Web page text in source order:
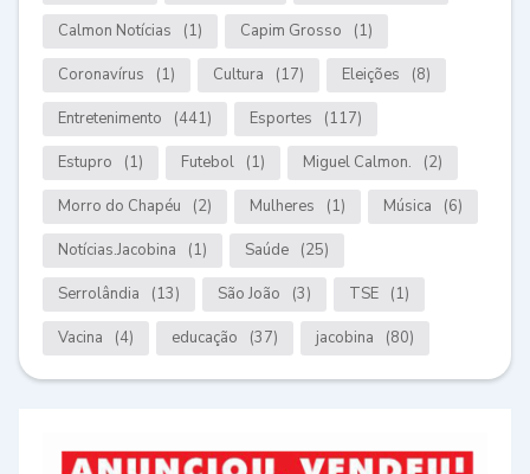
Calmon Notícias (1) Capim Grosso (1)
Coronavírus (1) Cultura (17) Eleições (8)
Entretenimento (441) Esportes (117)
Estupro (1) Futebol (1) Miguel Calmon. (2)
Morro do Chapéu (2) Mulheres (1) Música (6)
Notícias.Jacobina (1) Saúde (25)
Serrolândia (13) São João (3) TSE (1)
Vacina (4) educação (37) jacobina (80)